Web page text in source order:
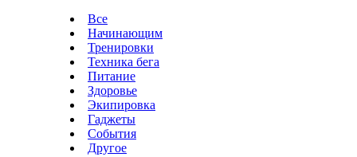
Все
Начинающим
Тренировки
Техника бега
Питание
Здоровье
Экипировка
Гаджеты
События
Другое